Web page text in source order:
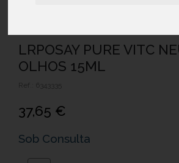
LRPOSAY PURE VITC
OLHOS 15ML
Ref.: 6343335
37,65 €
Sob Consulta